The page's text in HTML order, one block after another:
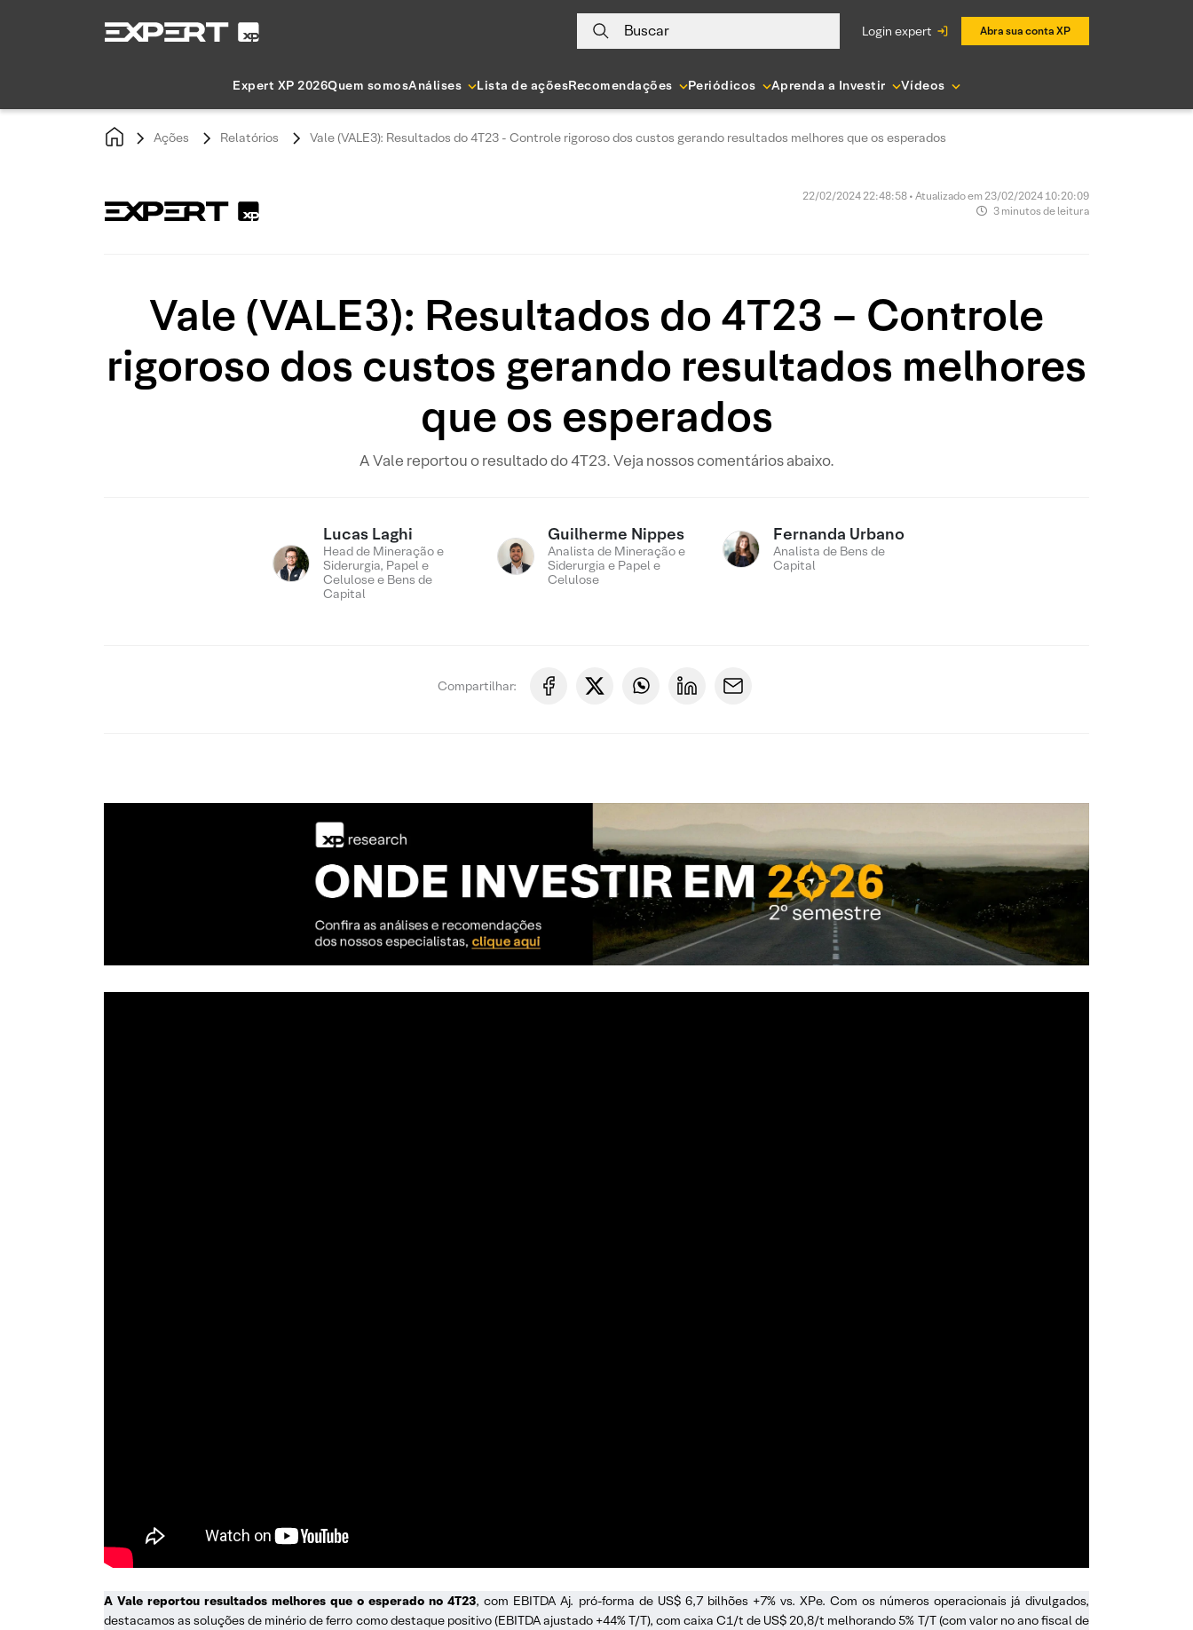
Buscar login expert Abra sua conta XP
Expert XP 2026Quem somosAnálises Lista de açõesRecomendações Periódicos Aprenda a Investir Vídeos
Ações Relatórios Vale (VALE3): Resultados do 4T23 - Controle rigoroso dos custos gerando resultados melhores que os esperados
22/02/2024 22:48:58 • Atualizado em 23/02/2024 10:20:09
3 minutos de leitura
Vale (VALE3): Resultados do 4T23 – Controle
rigoroso dos custos gerando resultados melhores
que os esperados
A Vale reportou o resultado do 4T23. Veja nossos comentários abaixo.
Lucas Laghi
Head de Mineração e
Siderurgia, Papel e
Celulose e Bens de
Capital
Guilherme Nippes
Analista de Mineração e
Siderurgia e Papel e
Celulose
Fernanda Urbano
Analista de Bens de
Capital
Compartilhar:
A Vale reportou resultados melhores que o esperado no 4T23, com EBITDA Aj. pró-forma de US$ 6,7 bilhões +7% vs. XPe. Com os números operacionais já divulgados,
destacamos as soluções de minério de ferro como destaque positivo (EBITDA ajustado +44% T/T), com caixa C1/t de US$ 20,8/t melhorando 5% T/T (com valor no ano fiscal de